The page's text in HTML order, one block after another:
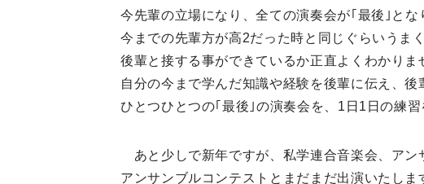
今先輩の立場になり、全ての演奏会が｢最後｣とな
今までの先輩方が高2だった時と同じぐらいうま
後輩と接する事ができているか正直よくわかりま
自分の今まで学んだ知識や経験を後輩に伝え、後
ひとつひとつの｢最後｣の演奏会を、 1 日 1 日の練
あと少しで新年ですが、私学連合音楽会、アン
アンサンブルコンテストとまだまだ出演いたし